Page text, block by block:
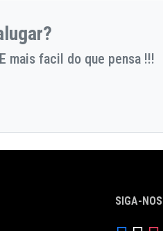
mais facil do que pensa !!!
SIGA-NOS